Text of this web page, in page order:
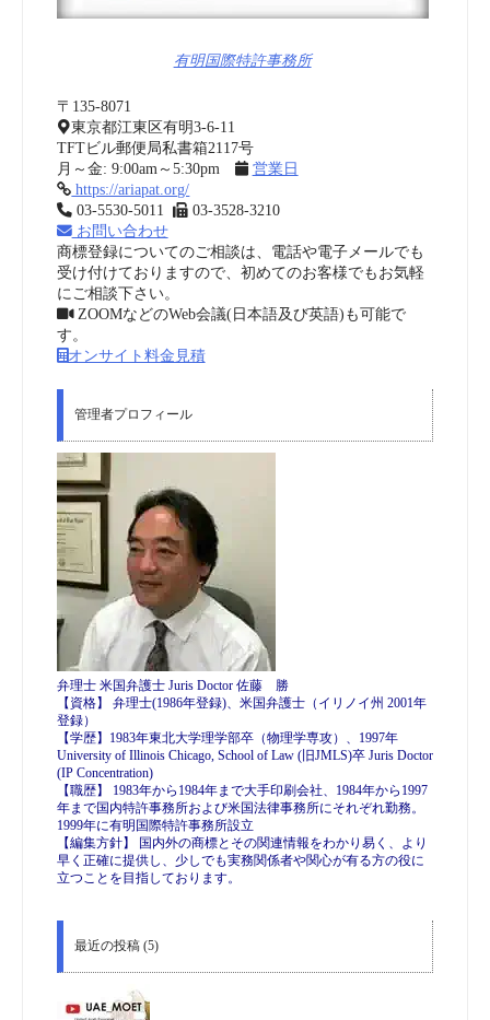
有明国際特許事務所
〒135-8071
東京都江東区有明3-6-11
TFTビル郵便局私書箱2117号
月～金: 9:00am～5:30pm
営業日
https://ariapat.org/
03-5530-5011
03-3528-3210
お問い合わせ
商標登録についてのご相談は、電話や電子メールでも
受け付けておりますので、初めてのお客様でもお気軽
にご相談下さい。
ZOOMなどのWeb会議(日本語及び英語)も可能で
す。
オンサイト料金見積
管理者プロフィール
弁理士 米国弁護士 Juris Doctor 佐藤 勝
【資格】 弁理士(1986年登録)、米国弁護士（イリノイ州 2001年
登録）
【学歴】1983年東北大学理学部卒（物理学専攻）、1997年
University of Illinois Chicago, School of Law (旧JMLS)卒 Juris Doctor
(IP Concentration)
【職歴】 1983年から1984年まで大手印刷会社、1984年から1997
年まで国内特許事務所および米国法律事務所にそれぞれ勤務。
1999年に有明国際特許事務所設立
【編集方針】 国内外の商標とその関連情報をわかり易く、より
早く正確に提供し、少しでも実務関係者や関心が有る方の役に
立つことを目指しております。
最近の投稿 (5)